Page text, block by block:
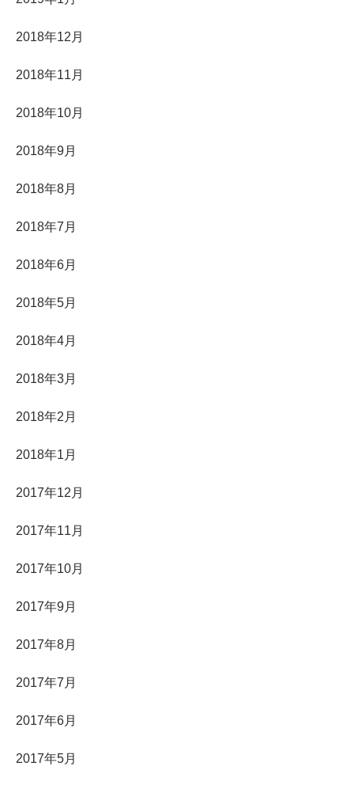
2018年12月
2018年11月
2018年10月
2018年9月
2018年8月
2018年7月
2018年6月
2018年5月
2018年4月
2018年3月
2018年2月
2018年1月
2017年12月
2017年11月
2017年10月
2017年9月
2017年8月
2017年7月
2017年6月
2017年5月